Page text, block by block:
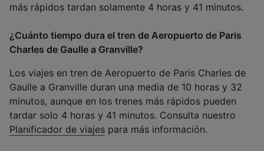
más rápidos tardan solamente 4 horas y 41 minutos.
¿Cuánto tiempo dura el tren de Aeropuerto de Paris
Charles de Gaulle a Granville?
Los viajes en tren de Aeropuerto de Paris Charles de
Gaulle a Granville duran una media de 10 horas y 32
minutos, aunque en los trenes más rápidos pueden
tardar solo 4 horas y 41 minutos. Consulta nuestro
Planificador de viajes para más información.